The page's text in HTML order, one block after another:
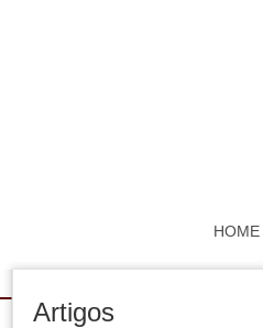
HOME
Artigos